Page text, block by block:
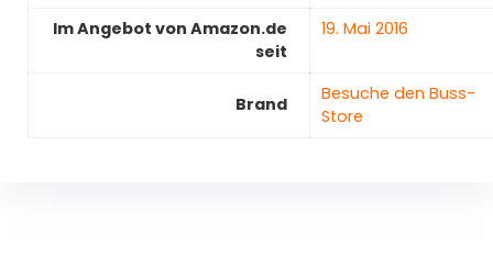
Im Angebot von Amazon.de
seit
19. Mai 2016
Brand
Besuche den Buss-
Store